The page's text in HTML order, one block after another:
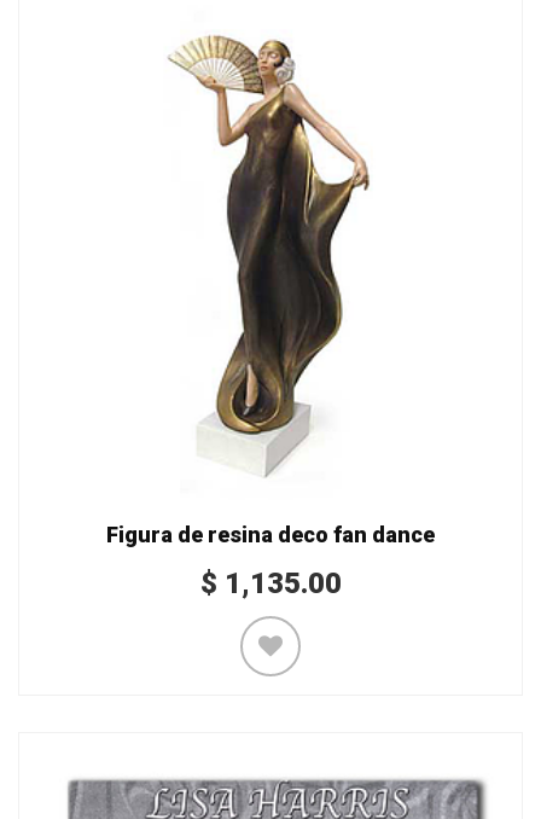
Figura de resina deco fan dance
$ 1,135.00